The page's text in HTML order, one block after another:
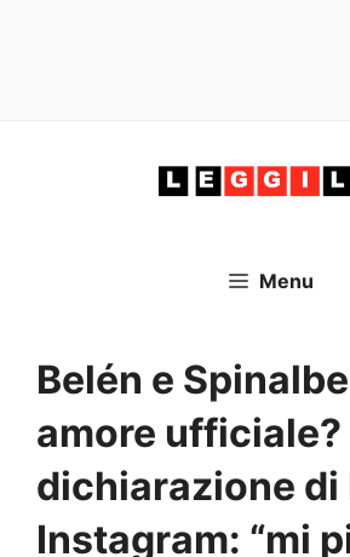
Menu
Belén e
amore ufficiale?
dichiarazione di
Instagram: “mi